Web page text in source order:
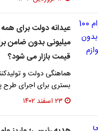
میلیونی بدون ضامن
قیمت بازار می شود؟
هماهنگی دولت و
بستری برای اجرای طرح
۲۳ اسفند ۱۴۰۲